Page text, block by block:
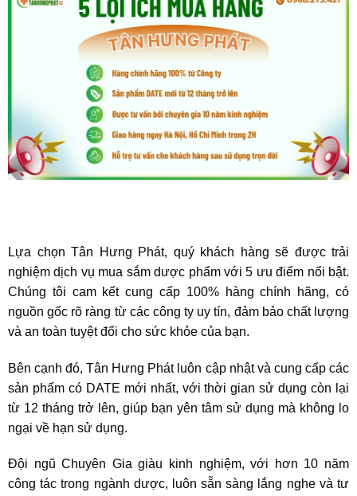
Lựa chọn Tân Hưng Phát, quý khách hàng sẽ được trải
nghiệm dịch vụ mua sắm dược phẩm với 5 ưu điểm nổi bật.
Chúng tôi cam kết cung cấp 100% hàng chính hãng, có
nguồn gốc rõ ràng từ các công ty uy tín, đảm bảo chất lượng
và an toàn tuyệt đối cho sức khỏe của bạn.
Bên cạnh đó, Tân Hưng Phát luôn cập nhật và cung cấp các
sản phẩm có DATE mới nhất, với thời gian sử dụng còn lại
từ 12 tháng trở lên, giúp bạn yên tâm sử dụng mà không lo
ngại về hạn sử dụng.
Đội ngũ Chuyên Gia giàu kinh nghiệm, với hơn 10 năm
công tác trong ngành dược, luôn sẵn sàng lắng nghe và tư